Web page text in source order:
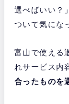
選べばいい？
ついて気にな
富山で使える
れサービス内
合ったものを